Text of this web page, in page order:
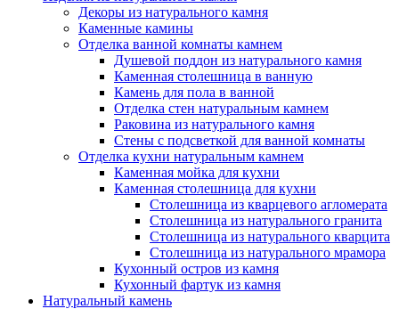
Декоры из натурального камня
Каменные камины
Отделка ванной комнаты камнем
Душевой поддон из натурального камня
Каменная столешница в ванную
Камень для пола в ванной
Отделка стен натуральным камнем
Раковина из натурального камня
Стены с подсветкой для ванной комнаты
Отделка кухни натуральным камнем
Каменная мойка для кухни
Каменная столешница для кухни
Столешница из кварцевого агломерата
Столешница из натурального гранита
Столешница из натурального кварцита
Столешница из натурального мрамора
Кухонный остров из камня
Кухонный фартук из камня
Натуральный камень